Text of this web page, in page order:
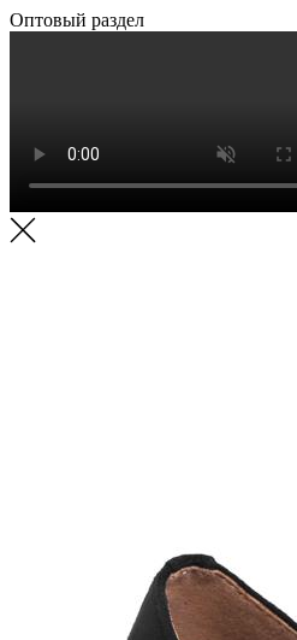
Оптовый раздел